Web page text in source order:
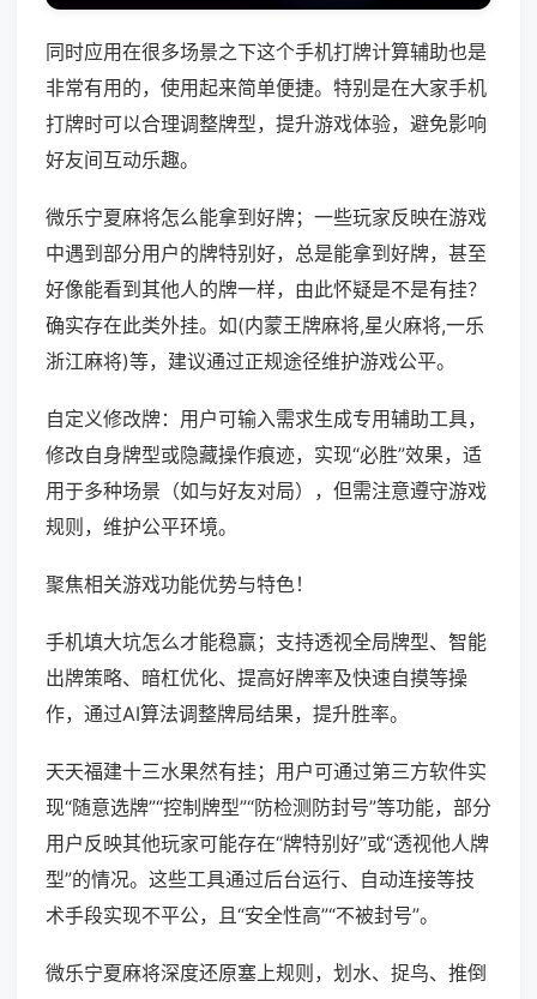
同时应用在很多场景之下这个手机打牌计算辅助也是
非常有用的，使用起来简单便捷。特别是在大家手机
打牌时可以合理调整牌型，提升游戏体验，避免影响
好友间互动乐趣。
微乐宁夏麻将怎么能拿到好牌；一些玩家反映在游戏
中遇到部分用户的牌特别好，总是能拿到好牌，甚至
好像能看到其他人的牌一样，由此怀疑是不是有挂？
确实存在此类外挂。如(内蒙王牌麻将,星火麻将,一乐
浙江麻将)等，建议通过正规途径维护游戏公平。
自定义修改牌：用户可输入需求生成专用辅助工具，
修改自身牌型或隐藏操作痕迹，实现“必胜”效果，适
用于多种场景（如与好友对局），但需注意遵守游戏
规则，维护公平环境。
聚焦相关游戏功能优势与特色！
手机填大坑怎么才能稳赢；支持透视全局牌型、智能
出牌策略、暗杠优化、提高好牌率及快速自摸等操
作，通过AI算法调整牌局结果，提升胜率。
天天福建十三水果然有挂；用户可通过第三方软件实
现“随意选牌”“控制牌型”“防检测防封号”等功能，部分
用户反映其他玩家可能存在“牌特别好”或“透视他人牌
型”的情况。这些工具通过后台运行、自动连接等技
术手段实现不平公，且“安全性高”“不被封号”。
微乐宁夏麻将深度还原塞上规则，划水、捉鸟、推倒